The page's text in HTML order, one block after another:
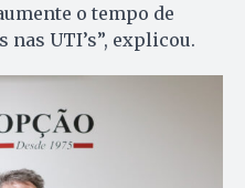
o tempo de
UTI’s”, explicou.